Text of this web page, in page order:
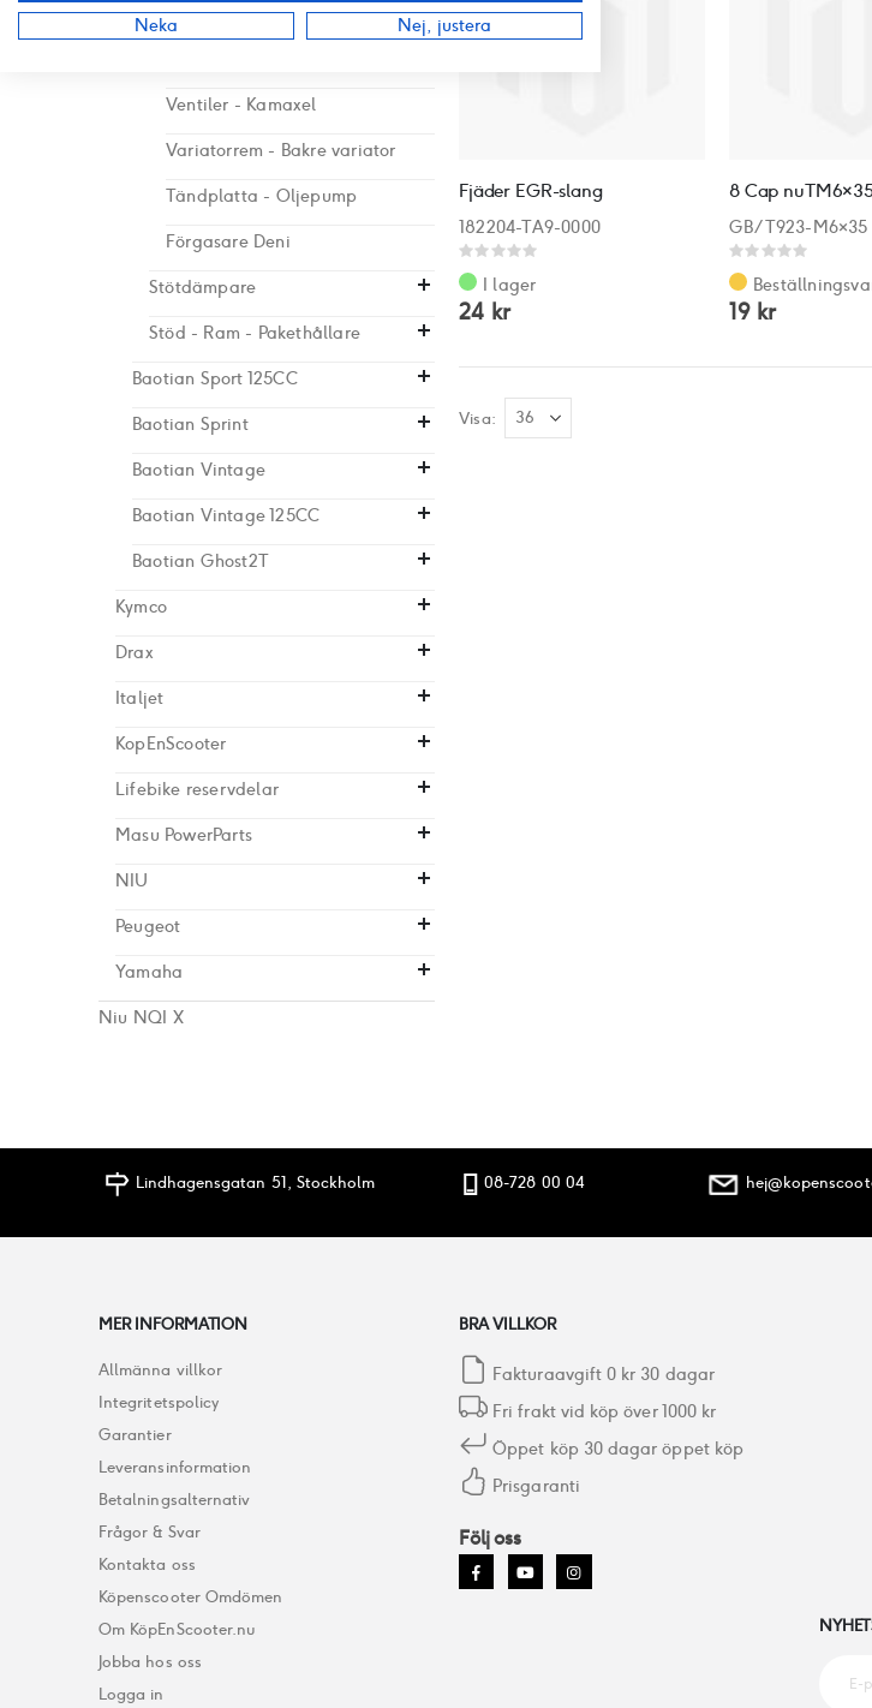
Fjäder EGR-slang
182204-TA9-0000
Rating:
0%
I lager
24 kr
8 Cap
GB/T923-M6×35
Rating:
0%
19 kr
Visa
Kamkedja
Ventiler - Kamaxel
Variatorrem - Bakre variator
Tändplatta - Oljepump
Förgasare Deni
Stötdämpare
Stöd - Ram - Pakethållare
Baotian Sport 125CC
Baotian Sprint
Baotian Vintage
Baotian Vintage 125CC
Baotian Ghost2T
Kymco
Drax
Italjet
KopEnScooter
Lifebike reservdelar
Masu PowerParts
NIU
Peugeot
Yamaha
Niu NQI X
Lindhagensgatan 51, Stockholm 08-728 00 04
MER INFORMATION
Allmänna villkor
Integritetspolicy
Garantier
Leveransinformation
Betalningsalternativ
Frågor & Svar
Kontakta oss
Köpenscooter Omdömen
Om KöpEnScooter.nu
Jobba hos oss
Logga in
BRA VILLKOR
Fakturaavgift 0 kr 30 dagar
Fri frakt vid köp över 1000 kr
Öppet köp 30 dagar öppet köp
Prisgaranti
Följ oss
Neka
Nej, justera